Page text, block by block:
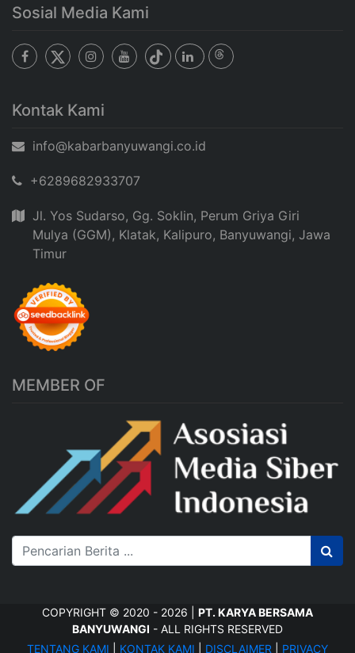
Sosial Media Kami
Kontak Kami
info@kabarbanyuwangi.co.id
+6289682933707
Jl. Yos Sudarso, Gg. Soklin, Perum Griya Giri
Mulya (GGM), Klatak, Kalipuro, Banyuwangi, Jawa
Timur
MEMBER OF
COPYRIGHT © 2020 - 2026 | PT. KARYA BERSAMA
BANYUWANGI - ALL RIGHTS RESERVED
TENTANG KAMI
KONTAK KAMI DISCLAIMER PRIVACY